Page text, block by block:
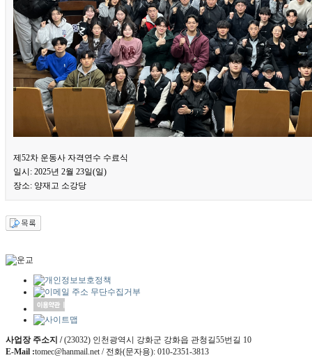
제52차 운동사 자격연수 수료식
일시: 2025년 2월 23일(일)
장소: 양재고 소강당
사업장 주소지 /(23032) 인천광역시 강화군 강화읍 관청길55번길 10
E-Mail :tomec@hanmail.net / 전화(문자용): 010-2351-3813